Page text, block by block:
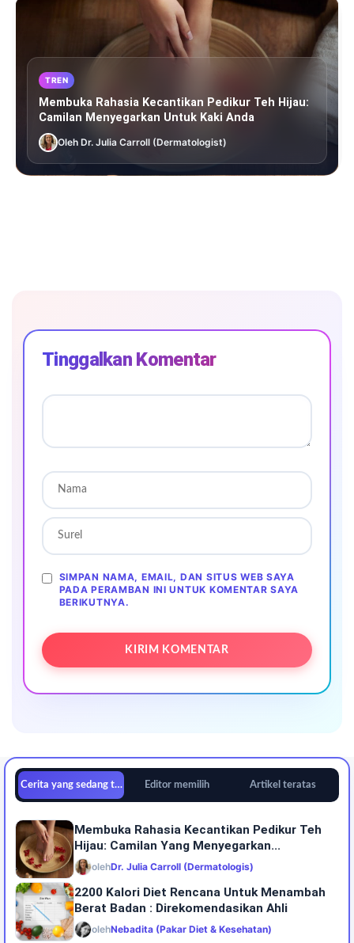
TREN
Membuka Rahasia Kecantikan Pedikur Teh Hijau:
Camilan Menyegarkan Untuk Kaki Anda
Oleh Dr. Julia Carroll (Dermatologist)
Tinggalkan Komentar
SIMPAN NAMA, EMAIL, DAN SITUS WEB SAYA
PADA PERAMBAN INI UNTUK KOMENTAR SAYA
BERIKUTNYA.
Cerita yang sedang tren Editor memilih Artikel teratas
Membuka Rahasia Kecantikan Pedikur Teh
Hijau: Camilan Yang Menyegarkan...
olehDr. Julia Carroll (Dermatologis)
2200 Kalori Diet Rencana Untuk Menambah
Berat Badan : Direkomendasikan Ahli
olehNebadita (Pakar Diet & Kesehatan)